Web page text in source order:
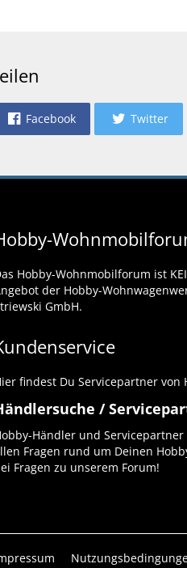
Facebook Twitter
Hobby-Wohnmobilforum ist
der Hobby-
GmbH.
findest Du Servicepartner von
/
Händler und
Fragen rund um Deinen
Fragen zu unserem Forum!